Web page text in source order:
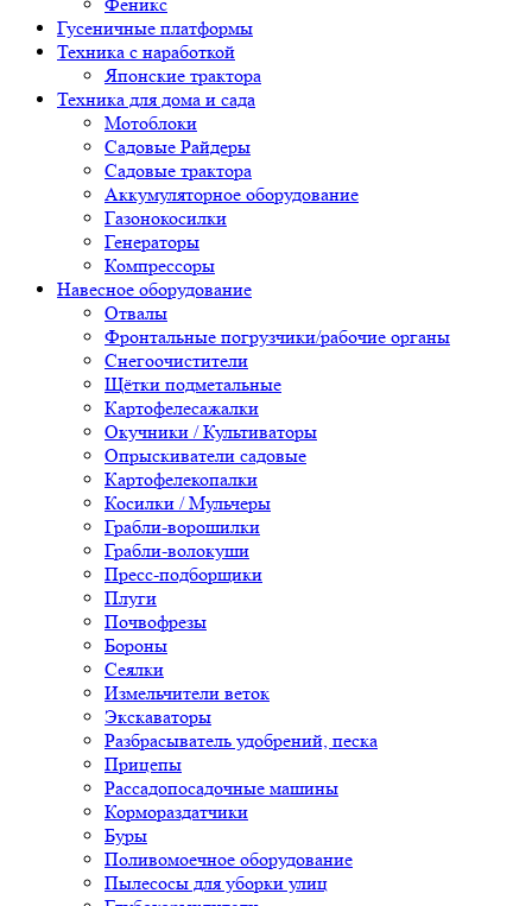
Гусеничные платформы
Техника с наработкой
Японские трактора
Техника для дома и сада
Мотоблоки
Садовые Райдеры
Садовые трактора
Аккумуляторное оборудование
Газонокосилки
Генераторы
Компрессоры
Навесное оборудование
Отвалы
Фронтальные погрузчики/рабочие органы
Снегоочистители
Щётки подметальные
Картофелесажалки
Окучники / Культиваторы
Опрыскиватели садовые
Картофелекопалки
Косилки / Мульчеры
Грабли-ворошилки
Грабли-волокуши
Пресс-подборщики
Плуги
Почвофрезы
Бороны
Сеялки
Измельчители веток
Экскаваторы
Разбрасыватель удобрений, песка
Прицепы
Рассадопосадочные машины
Кормораздатчики
Буры
Поливомоечное оборудование
Пылесосы для уборки улиц